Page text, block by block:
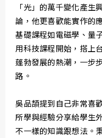
「光」的萬千變化產
論，他更喜歡能實作的
基礎課程如電磁學、量
用科技課程開始，搭上
蓬勃發展的熱潮，一步
路。
吳品頡提到自己非常喜
所學與經驗分享給學生
不一樣的知識跟想法。